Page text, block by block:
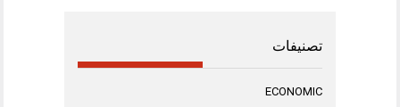
تصنيفات
ECONOMIC